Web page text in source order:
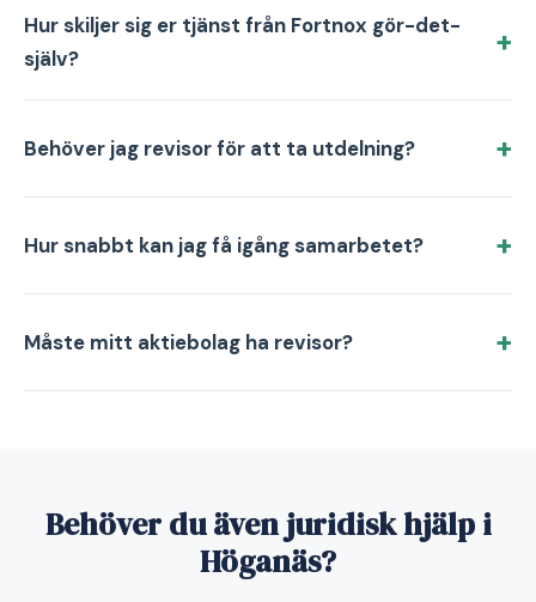
Hur skiljer sig er tjänst från Fortnox gör-det-
själv?
Behöver jag revisor för att ta utdelning?
Hur snabbt kan jag få igång samarbetet?
Måste mitt aktiebolag ha revisor?
Behöver du även juridisk hjälp i
Höganäs?